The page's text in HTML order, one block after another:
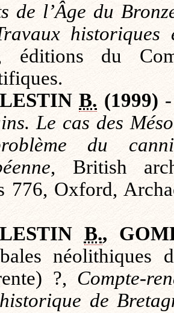
de l’Âge du
historiques
éditions du
B. (1999)
Le cas des
du
, British
776, Oxford,
B.,
néolithiques
?, Compte-
de